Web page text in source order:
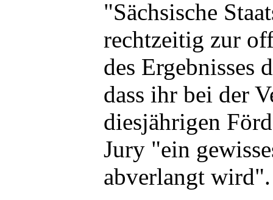
"Sächsische
rechtzeitig zur
des Ergebnisses
dass ihr bei der
diesjährigen
Jury "ein
abverlangt wird".